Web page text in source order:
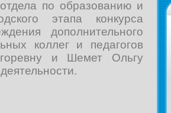
по образованию и
этапа конкурса
дополнительного
коллег и педагогов
и Шемет Ольгу